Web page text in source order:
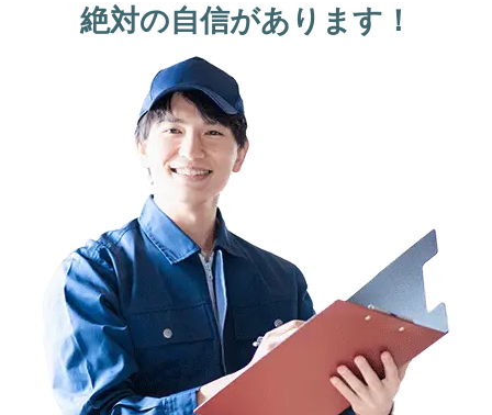
絶対の自信があります！